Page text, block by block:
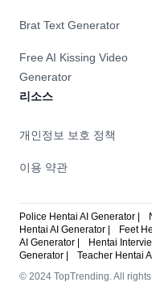
Brat Text Generator
Free AI Kissing Video
Generator
리소스
개인정보 보호 정책
이용 약관
Police Hentai AI Generator |
Hentai AI Generator |
Feet
AI Generator |
Hentai
Generator |
Teacher Hentai
© 2024 TopTrending. All rights